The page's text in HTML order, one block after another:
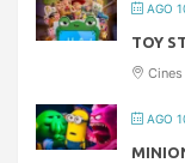
AGO
TOY
AGO